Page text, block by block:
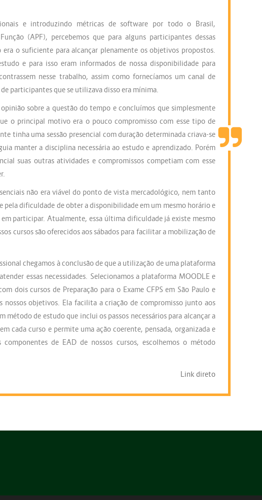
e introduzindo métricas de software por todo o Brasil,
(APF), percebemos que para alguns participantes dessas
o suficiente para alcançar plenamente os objetivos propostos.
e para isso eram informados de nossa disponibilidade para
nesse trabalho, assim como fornecíamos um canal de
participantes que se utilizava disso era mínima.
sobre a questão do tempo e concluímos que simplesmente
o principal motivo era o pouco compromisso com esse tipo de
tinha uma sessão presencial com duração determinada criava-se
manter a disciplina necessária ao estudo e aprendizado. Porém
suas outras atividades e compromissos competiam com esse
não era viável do ponto de vista mercadológico, nem tanto
dificuldade de obter a disponibilidade em um mesmo horário e
participar. Atualmente, essa última dificuldade já existe mesmo
cursos são oferecidos aos sábados para facilitar a mobilização de
chegamos à conclusão de que a utilização de uma plataforma
essas necessidades. Selecionamos a plataforma MOODLE e
dois cursos de Preparação para o Exame CFPS em São Paulo e
nossos objetivos. Ela facilita a criação de compromisso junto aos
de estudo que inclui os passos necessários para alcançar a
cada curso e permite uma ação coerente, pensada, organizada e
de EAD de nossos cursos, escolhemos o método
Link direto